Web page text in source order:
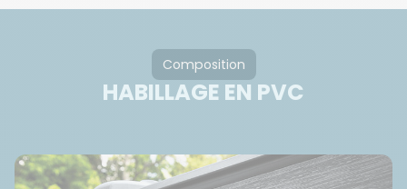
Composition
HABILLAGE EN PVC